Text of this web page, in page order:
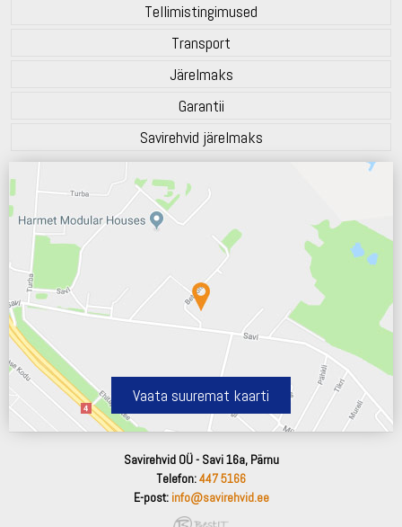
Tellimistingimused
Transport
Järelmaks
Garantii
Savirehvid järelmaks
Vaata suuremat kaarti
Savirehvid OÜ - Savi 16a, Pärnu
Telefon:447 5166
E-post: info@savirehvid.ee